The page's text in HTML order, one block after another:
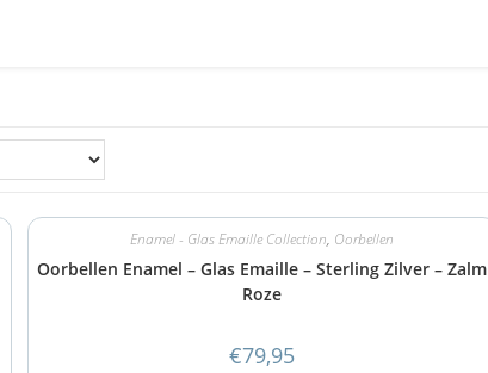
Enamel - Glas Emaille Collection, Oorbellen
Oorbellen Enamel – Glas Emaille – Sterling Zilver – Zalm
Roze
€79,95